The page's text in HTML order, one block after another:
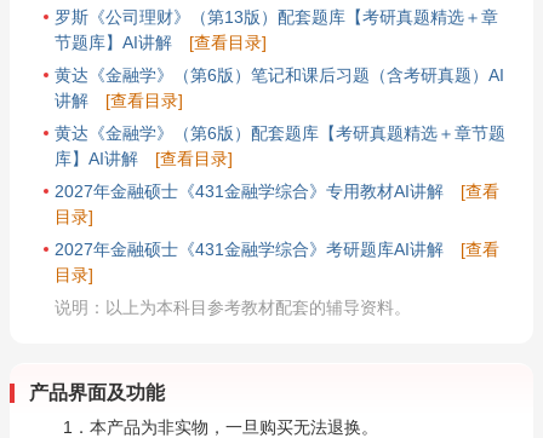
罗斯《公司理财》（第13版）配套题库【考研真题精选＋章
节题库】AI讲解
[查看目录]
黄达《金融学》（第6版）笔记和课后习题（含考研真题）AI
讲解
[查看目录]
黄达《金融学》（第6版）配套题库【考研真题精选＋章节题
库】AI讲解
[查看目录]
2027年金融硕士《431金融学综合》专用教材AI讲解
[查看
目录]
2027年金融硕士《431金融学综合》考研题库AI讲解
[查看
目录]
说明：以上为本科目参考教材配套的辅导资料。
产品界面及功能
1．本产品为非实物，一旦购买无法退换。